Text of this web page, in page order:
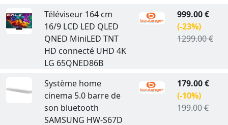
Téléviseur 164 cm
16/9 LCD LED QLED
QNED MiniLED TNT
HD connecté UHD 4K
LG 65QNED86B
999.00 €
(-23%)
1299.00 €
Système home
cinema 5.0 barre de
son bluetooth
SAMSUNG HW-S67D
179.00 €
(-10%)
199.00 €